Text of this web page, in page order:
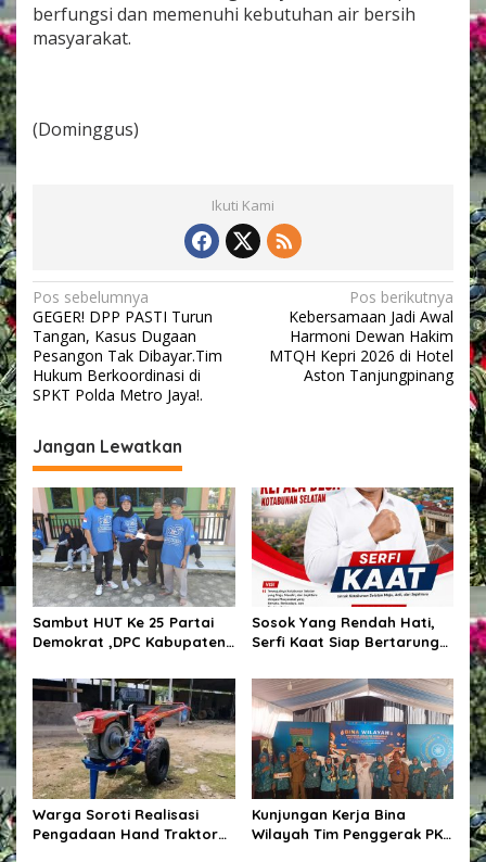
berfungsi dan memenuhi kebutuhan air bersih
masyarakat.
(Dominggus)
Ikuti Kami
N
a
v
i
a
s
i
p
o
s
Pos sebelumnya
GEGER! DPP PASTI Turun
Tangan, Kasus Dugaan
Pesangon Tak Dibayar.Tim
Hukum Berkoordinasi di
SPKT Polda Metro Jaya!.
Pos berikutnya
Kebersamaan Jadi Awal
Harmoni Dewan Hakim
MTQH Kepri 2026 di Hotel
Aston Tanjungpinang
Jangan Lewatkan
Sambut HUT Ke 25 Partai
Demokrat ,DPC Kabupaten
Bakti Bersihkan Lingkungan
Rumah Ibadah,Melalui
Gerakan Langit Biru
Indonesia ASRI.
Sosok Yang Rendah Hati,
Serfi Kaat Siap Bertarung
Desa Kotabunan Selatan
Warga Soroti Realisasi
Pengadaan Hand Traktor
Kunjungan Kerja Bina
Wilayah Tim Penggerak PKK